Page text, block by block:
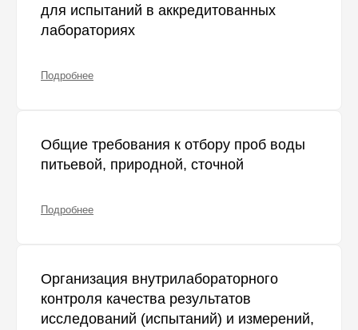
для испытаний в аккредитованных
лабораториях
Подробнее
Общие требования к отбору проб воды
питьевой, природной, сточной
Подробнее
Организация внутрилабораторного
контроля качества результатов
исследований (испытаний) и измерений,